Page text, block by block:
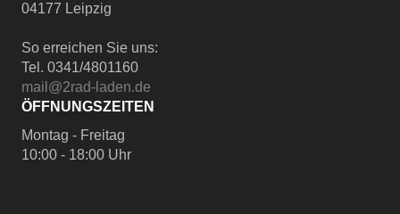
04177 Leipzig
So erreichen Sie uns:
Tel. 0341/4801160
mail@2rad-laden.de
ÖFFNUNGSZEITEN
Montag - Freitag
10:00 - 18:00 Uhr